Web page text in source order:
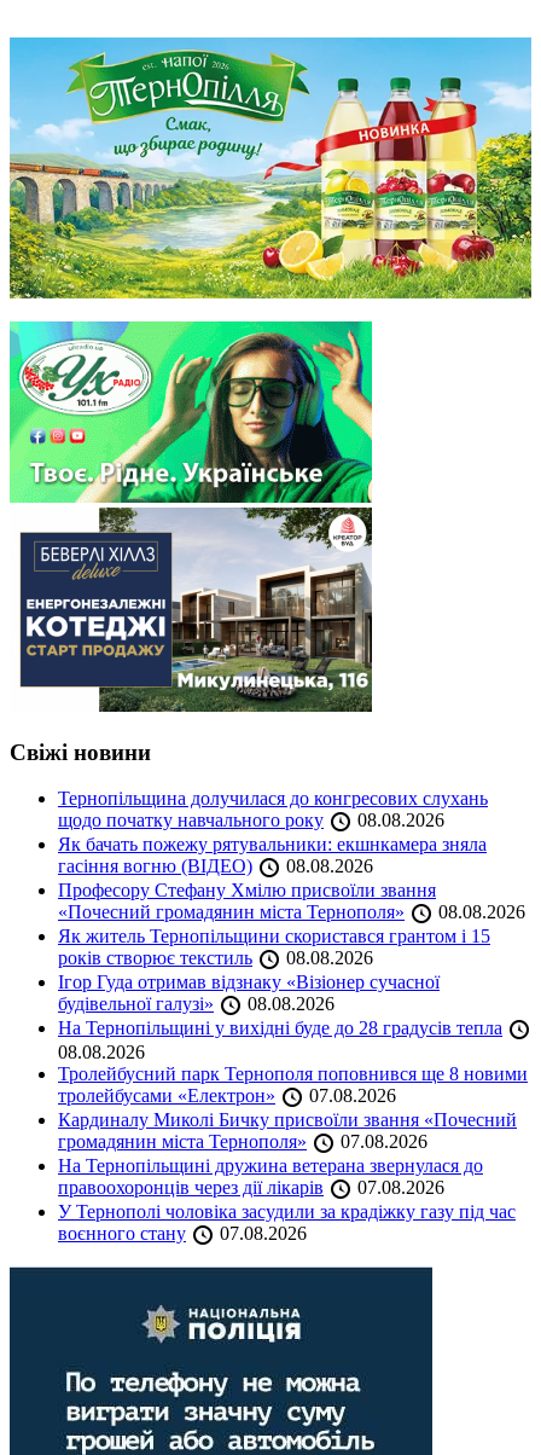
Свіжі новини
Тернопільщина долучилася до конгресових слухань
щодо початку навчального року
08.08.2026
Як бачать пожежу рятувальники: екшнкамера зняла
гасіння вогню (ВІДЕО)
08.08.2026
Професору Стефану Хмілю присвоїли звання
«Почесний громадянин міста Тернополя»
08.08.2026
Як житель Тернопільщини скористався грантом і 15
років створює текстиль
08.08.2026
Ігор Гуда отримав відзнаку «Візіонер сучасної
будівельної галузі»
08.08.2026
На Тернопільщині у вихідні буде до 28 градусів тепла
08.08.2026
Тролейбусний парк Тернополя поповнився ще 8 новими
тролейбусами «Електрон»
07.08.2026
Кардиналу Миколі Бичку присвоїли звання «Почесний
громадянин міста Тернополя»
07.08.2026
На Тернопільщині дружина ветерана звернулася до
правоохоронців через дії лікарів
07.08.2026
У Тернополі чоловіка засудили за крадіжку газу під час
воєнного стану
07.08.2026